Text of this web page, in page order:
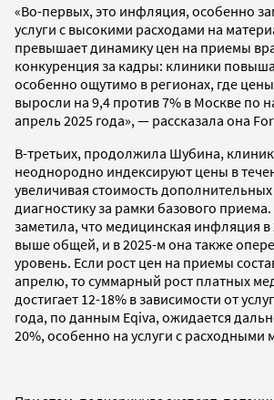
«Во-первых, это инфляция, особенно
услуги с высокими расходами на
превышает динамику цен на приемы
конкуренция за кадры: клиники
особенно ощутимо в регионах, где
выросли на 9,4 против 7% в Москве по
апрель 2025 года», — рассказала она
В-третьих, продолжила Шубина,
неоднородно индексируют цены в
увеличивая стоимость
диагностику за рамки базового
заметила, что медицинская инфляция в
выше общей, и в 2025-м она также
уровень. Если рост цен на приемы
апрелю, то суммарный рост платных
достигает 12-18% в зависимости от
года, по данным Eqiva, ожидается
20%, особенно на услуги с расходными